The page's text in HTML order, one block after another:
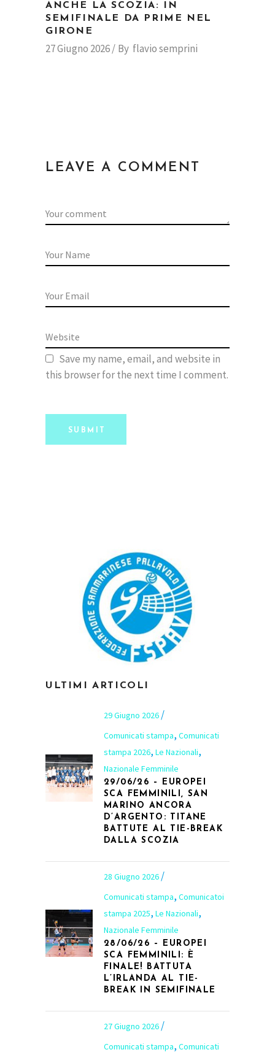
ANCHE LA SCOZIA: IN
SEMIFINALE DA PRIME NEL
GIRONE
27 Giugno 2026 By flavio semprini
LEAVE A COMMENT
Save my name, email, and website in
this browser for the next time I comment.
SUBMIT
ULTIMI ARTICOLI
29 Giugno 2026
Comunicati stampa, Comunicati
stampa 2026, Le Nazionali,
Nazionale Femminile
29/06/26 – EUROPEI
SCA FEMMINILI, SAN
MARINO ANCORA
D’ARGENTO: TITANE
BATTUTE AL TIE-BREAK
DALLA SCOZIA
28 Giugno 2026
Comunicati stampa, Comunicatoi
stampa 2025, Le Nazionali,
Nazionale Femminile
28/06/26 – EUROPEI
SCA FEMMINILI: È
FINALE! BATTUTA
L’IRLANDA AL TIE-
BREAK IN SEMIFINALE
27 Giugno 2026
Comunicati stampa, Comunicati